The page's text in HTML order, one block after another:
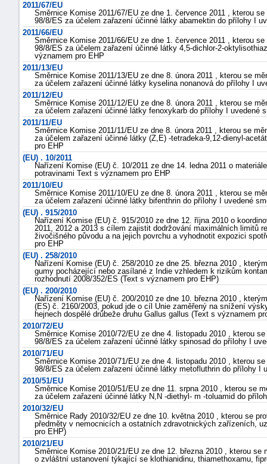
2011/67/EU
Směrnice Komise 2011/67/EU ze dne 1. července 2011 , kterou
98/8/ES za účelem zařazení účinné látky abamektin do přílohy I
2011/66/EU
Směrnice Komise 2011/66/EU ze dne 1. července 2011 , kterou
98/8/ES za účelem zařazení účinné látky 4,5-dichlor-2-
významem pro EHP
2011/13/EU
Směrnice Komise 2011/13/EU ze dne 8. února 2011 , kterou se
za účelem zařazení účinné látky kyselina nonanová do přílohy I
2011/12/EU
Směrnice Komise 2011/12/EU ze dne 8. února 2011 , kterou se
za účelem zařazení účinné látky fenoxykarb do přílohy I uvedené
2011/11/EU
Směrnice Komise 2011/11/EU ze dne 8. února 2011 , kterou se
za účelem zařazení účinné látky (Z,E) -tetradeka-9,12-dienyl-
pro EHP
(EU) . 10/2011
Nařízení Komise (EU) č. 10/2011 ze dne 14. ledna 2011 o
potravinami Text s významem pro EHP
2011/10/EU
Směrnice Komise 2011/10/EU ze dne 8. února 2011 , kterou se
za účelem zařazení účinné látky bifenthrin do přílohy I uvedené
(EU) . 915/2010
Nařízení Komise (EU) č. 915/2010 ze dne 12. října 2010 o
2011, 2012 a 2013 s cílem zajistit dodržování maximálních limitů
živočišného původu a na jejich povrchu a vyhodnotit expozici
pro EHP
(EU) . 258/2010
Nařízení Komise (EU) č. 258/2010 ze dne 25. března 2010 ,
gumy pocházející nebo zasílané z Indie vzhledem k rizikům
rozhodnutí 2008/352/ES (Text s významem pro EHP)
(EU) . 200/2010
Nařízení Komise (EU) č. 200/2010 ze dne 10. března 2010 ,
(ES) č. 2160/2003, pokud jde o cíl Unie zaměřený na snížení
hejnech dospělé drůbeže druhu Gallus gallus (Text s významem
2010/72/EU
Směrnice Komise 2010/72/EU ze dne 4. listopadu 2010 , kterou
98/8/ES za účelem zařazení účinné látky spinosad do přílohy I
2010/71/EU
Směrnice Komise 2010/71/EU ze dne 4. listopadu 2010 , kterou
98/8/ES za účelem zařazení účinné látky metofluthrin do přílohy I
2010/51/EU
Směrnice Komise 2010/51/EU ze dne 11. srpna 2010 , kterou se
za účelem zařazení účinné látky N,N -diethyl- m -toluamid do
2010/32/EU
Směrnice Rady 2010/32/EU ze dne 10. května 2010 , kterou se
předměty v nemocnicích a ostatních zdravotnických zařízeních,
pro EHP)
2010/21/EU
Směrnice Komise 2010/21/EU ze dne 12. března 2010 , kterou
o zvláštní ustanovení týkající se klothianidinu, thiamethoxamu,